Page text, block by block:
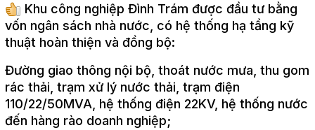
Khu công nghiệp Đình Trám được đầu tư bằng
vốn ngân sách nhà nước, có hệ thống hạ tầng kỹ
thuật hoàn thiện và đồng bộ:
Đường giao thông nội bộ, thoát nước mưa, thu gom
rác thải, trạm xử lý nước thải, trạm điện
110/22/50MVA, hệ thống điện 22KV, hệ thống nước
đến hàng rào doanh nghiệp;